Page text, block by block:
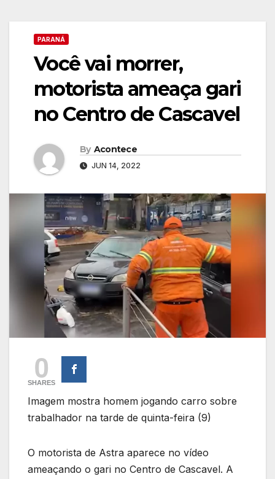
PARANÁ
Você vai morrer,
motorista ameaça gari
no Centro de Cascavel
By Acontece
JUN 14, 2022
0
SHARES
Imagem mostra homem jogando carro sobre
trabalhador na tarde de quinta-feira (9)
O motorista de Astra aparece no vídeo
ameaçando o gari no Centro de Cascavel. A